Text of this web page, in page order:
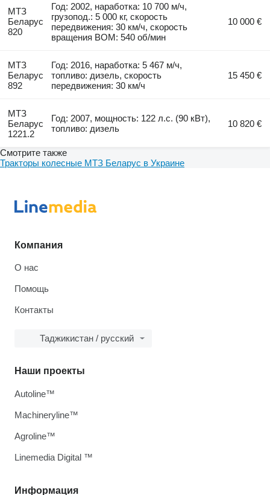
МТЗ
Беларус
820
Год: 2002, наработка: 10 700 м/ч,
грузопод.: 5 000 кг, скорость
передвижения: 30 км/ч, скорость
вращения ВОМ: 540 об/мин
10 000 €
МТЗ
Беларус
892
Год: 2016, наработка: 5 467 м/ч,
топливо: дизель, скорость
передвижения: 30 км/ч
15 450 €
МТЗ
Беларус
1221.2
Год: 2007, мощность: 122 л.с. (90 кВт),
топливо: дизель
10 820 €
Смотрите также
Тракторы колесные МТЗ Беларус в Украине
Компания
О нас
Помощь
Контакты
Таджикистан / русский
Информация
Наши проекты
Autoline™
Machineryline™
Agroline™
Linemedia Digital ™